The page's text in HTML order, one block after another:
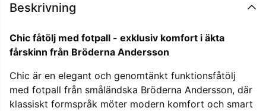
Beskrivning
Chic fåtölj med fotpall - exklusiv komfort i äkta
fårskinn från Bröderna Andersson
Chic är en elegant och genomtänkt funktionsfåtölj
med fotpall från småländska Bröderna Andersson, där
klassiskt formspråk möter modern komfort och smart